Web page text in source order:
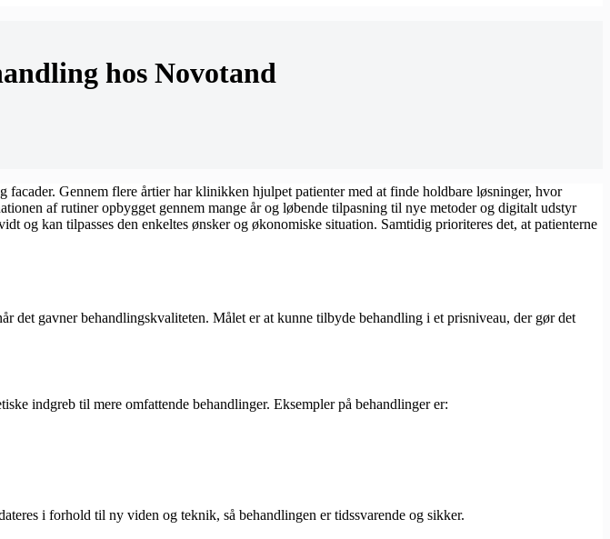
hos Novotand
Gennem flere årtier har klinikken hjulpet patienter med at finde holdbare løsninger, hvor
af rutiner opbygget gennem mange år og løbende tilpasning til nye metoder og digitalt udstyr
og kan tilpasses den enkeltes ønsker og økonomiske situation. Samtidig prioriteres det, at patienterne
gavner behandlingskvaliteten. Målet er at kunne tilbyde behandling i et prisniveau, der gør det
indgreb til mere omfattende behandlinger. Eksempler på behandlinger er:
i forhold til ny viden og teknik, så behandlingen er tidssvarende og sikker.